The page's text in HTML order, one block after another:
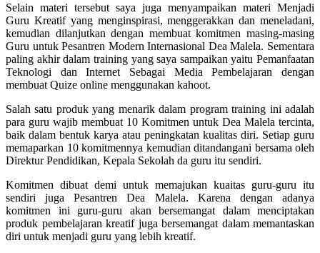
Selain materi tersebut saya juga menyampaikan materi Menjadi
Guru Kreatif yang menginspirasi, menggerakkan dan meneladani,
kemudian dilanjutkan dengan membuat komitmen masing-masing
Guru untuk Pesantren Modern Internasional Dea Malela. Sementara
paling akhir dalam training yang saya sampaikan yaitu Pemanfaatan
Teknologi dan Internet Sebagai Media Pembelajaran dengan
membuat Quize online menggunakan kahoot.
Salah satu produk yang menarik dalam program training ini adalah
para guru wajib membuat 10 Komitmen untuk Dea Malela tercinta,
baik dalam bentuk karya atau peningkatan kualitas diri. Setiap guru
memaparkan 10 komitmennya kemudian ditandangani bersama oleh
Direktur Pendidikan, Kepala Sekolah da guru itu sendiri.
Komitmen dibuat demi untuk memajukan kuaitas guru-guru itu
sendiri juga Pesantren Dea Malela. Karena dengan adanya
komitmen ini guru-guru akan bersemangat dalam menciptakan
produk pembelajaran kreatif juga bersemangat dalam memantaskan
diri untuk menjadi guru yang lebih kreatif.